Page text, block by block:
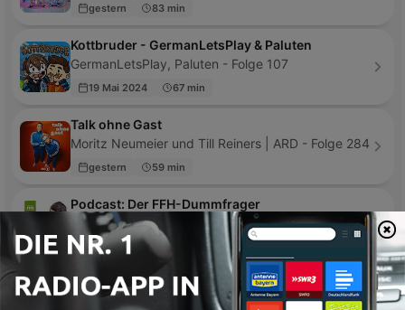
gestern 83 min
Kottbruder - GermanLetsPlay & Paluten
GermanLetsPlay, Paluten - Folge 107
19 Mai 2024 67 min
Talk ohne Gast
Moritz Neumeier und Till Reiners | ARD - Folge 284
gestern 59 min
Podcast: Der FFH-Dummfrager
HIT RADIO FFH - Folge 75
vor 4 Tagen
Hazel Thomas Hörerlebnis
Hazel Brugger & Thomas Spitzer - Folge 205